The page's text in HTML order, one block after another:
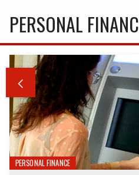
PERSONAL

PERSONAL FINANCE